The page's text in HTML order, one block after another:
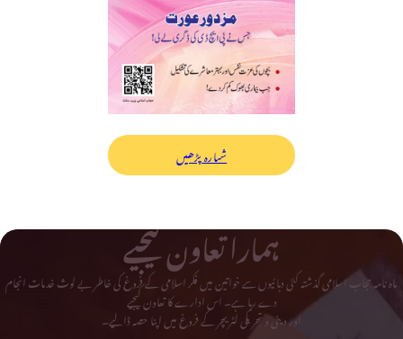
شمارہ پڑھیں
ہمارا تعاون کیجیے
ماہ نامہ حجاب اسلامی گذشتہ کئی دہائیوں سے خواتین میں فکر اسلامی کے فروغ کی خاطر بے لوث خدمات انجام
دے رہا ہے۔ اس ادارے کا تعاون کیجیے
اور دینی و تحریکی لٹریچر کے فروغ میں اپنا حصہ ڈالیے۔